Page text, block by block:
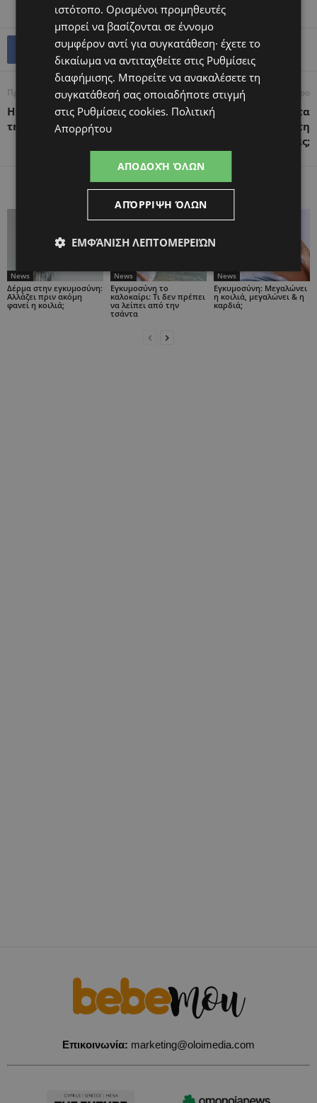
Προηγούμενο άρθρο
Η διατροφή-φάρμακο για
τη γονιμότητα
Επόμενο άρθρο
Ανεξήγητη υπογονιμότητα
– Μήπως να αλλάξουμε τη
διατροφή μας;
ΠΑΡΟΜΟΙΑ ΑΡΘΡΑ ΠΕΡΙΣΣΟΤΕΡΑ ΑΠΟ ΤΟΝ ΔΗΜΙΟΥΡΓΟ
News
Δέρμα στην εγκυμοσύνη:
Αλλάζει πριν ακόμη
φανεί η κοιλιά;
News
Εγκυμοσύνη το
καλοκαίρι: Τι δεν πρέπει
να λείπει από την
τσάντα
News
Εγκυμοσύνη: Μεγαλώνει
η κοιλιά, μεγαλώνει & η
καρδιά;
Επικοινωνία: marketing@oloimedia.com
ιστότοπο. Ορισμένοι προμηθευτές
μπορεί να βασίζονται σε έννομο
συμφέρον αντί για συγκατάθεση· έχετε το
δικαίωμα να αντιταχθείτε στις Ρυθμίσεις
διαφήμισης. Μπορείτε να ανακαλέσετε τη
συγκατάθεσή σας οποιαδήποτε στιγμή
στις Ρυθμίσεις cookies. Πολιτική
Απορρήτου
ΑΠΟΔΟΧΉ ΌΛΩΝ
ΑΠΌΡΡΙΨΗ ΌΛΩΝ
ΕΜΦΆΝΙΣΗ ΛΕΠΤΟΜΕΡΕΙΏΝ